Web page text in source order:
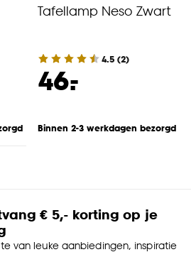
Tafellamp Neso Zwart
4.5 (2)
46.
-
Binnen 2-3 werkdagen bezorgd
€ 5,- korting op je
van leuke aanbiedingen, inspiratie